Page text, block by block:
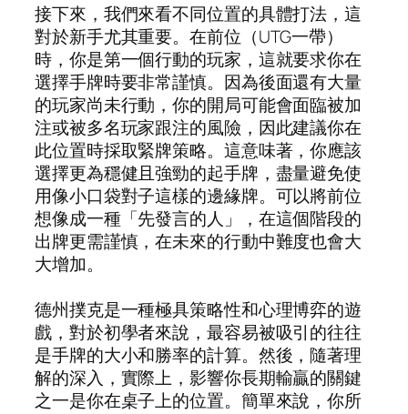
接下來，我們來看不同位置的具體打法，這
對於新手尤其重要。在前位（UTG一帶）
時，你是第一個行動的玩家，這就要求你在
選擇手牌時要非常謹慎。因為後面還有大量
的玩家尚未行動，你的開局可能會面臨被加
注或被多名玩家跟注的風險，因此建議你在
此位置時採取緊牌策略。這意味著，你應該
選擇更為穩健且強勁的起手牌，盡量避免使
用像小口袋對子這樣的邊緣牌。可以將前位
想像成一種「先發言的人」，在這個階段的
出牌更需謹慎，在未來的行動中難度也會大
大增加。
德州撲克是一種極具策略性和心理博弈的遊
戲，對於初學者來說，最容易被吸引的往往
是手牌的大小和勝率的計算。然後，隨著理
解的深入，實際上，影響你長期輸贏的關鍵
之一是你在桌子上的位置。簡單來說，你所